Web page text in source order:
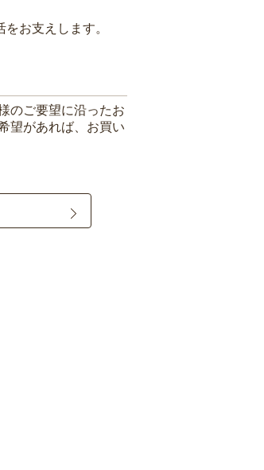
お支えします。
のご要望に沿ったお
望があれば、お買い